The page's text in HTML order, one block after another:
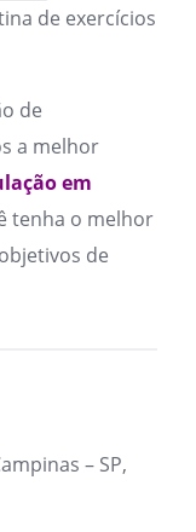
de exercícios
de
a melhor
em
tenha o melhor
de
– SP,